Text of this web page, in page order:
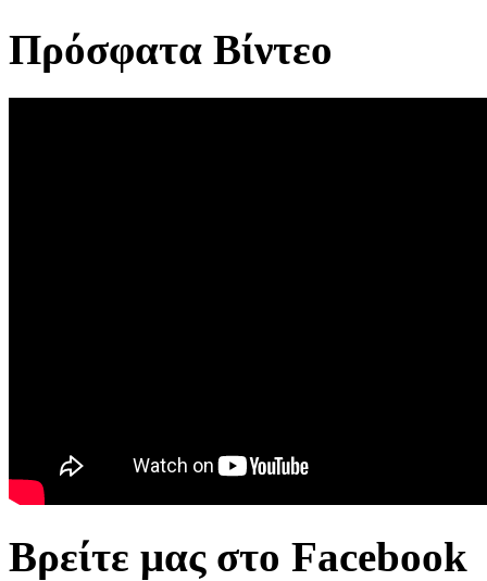
Πρόσφατα Βίντεο
Βρείτε μας στο Facebook